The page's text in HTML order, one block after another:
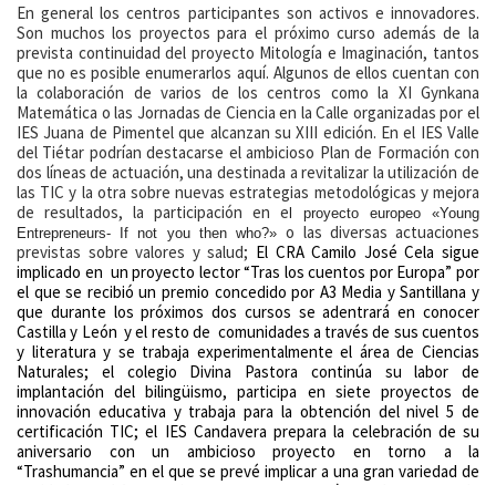
En general los centros participantes son activos e innovadores.
Son muchos los proyectos para el próximo curso además de la
prevista continuidad del proyecto Mitología e Imaginación, tantos
que no es posible enumerarlos aquí. Algunos de ellos cuentan con
la colaboración de varios de los centros como la XI Gynkana
Matemática o las Jornadas de Ciencia en la Calle organizadas por el
IES Juana de Pimentel que alcanzan su XIII edición. En el IES Valle
del Tiétar podrían destacarse el ambicioso Plan de Formación con
dos líneas de actuación, una destinada a revitalizar la utilización de
las TIC y la otra sobre nuevas estrategias metodológicas y mejora
de resultados, la participación en e l proyecto europeo «Young
Entrepreneurs- If not you then who?»o las diversas actuaciones
previstas sobre valores y salud; El CRA Camilo José Cela sigue
implicado en un proyecto lector “Tras los cuentos por Europa” por
el que se recibió un premio concedido por A3 Media y Santillana y
que durante los próximos dos cursos se adentrará en conocer
Castilla y León y el resto de comunidades a través de sus cuentos
y literatura y se trabaja experimentalmente el área de Ciencias
Naturales; el colegio Divina Pastora continúa su labor de
implantación del bilingüismo, participa en siete proyectos de
innovación educativa y trabaja para la obtención del nivel 5 de
certificación TIC; el IES Candavera prepara la celebración de su
aniversario con un ambicioso proyecto en torno a la
“Trashumancia” en el que se prevé implicar a una gran variedad de